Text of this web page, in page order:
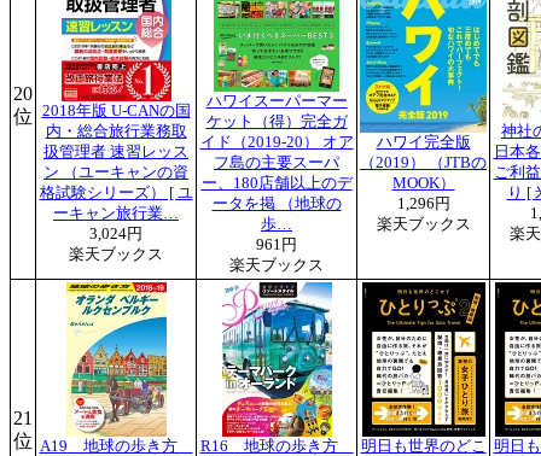
20
位
2018年版 U-CANの国
内・総合旅行業務取
扱管理者 速習レッス
ン （ユーキャンの資
格試験シリーズ） [ ユ
ーキャン旅行業…
3,024円
楽天ブックス
ハワイスーパーマー
ケット（得）完全ガ
イド（2019-20） オア
フ島の主要スーパ
ー、180店舗以上のデ
ータを掲 （地球の
歩…
961円
楽天ブックス
ハワイ完全版
（2019） （JTBの
MOOK）
1,296円
楽天ブックス
神社
日本
ご利
り [
楽
21
位 A19 地球の歩き方
R16 地球の歩き方
明日も世界のどこ 明日